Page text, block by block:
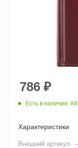
786 ₽
Есть в наличии: 84
Характеристики
Внешний артикул